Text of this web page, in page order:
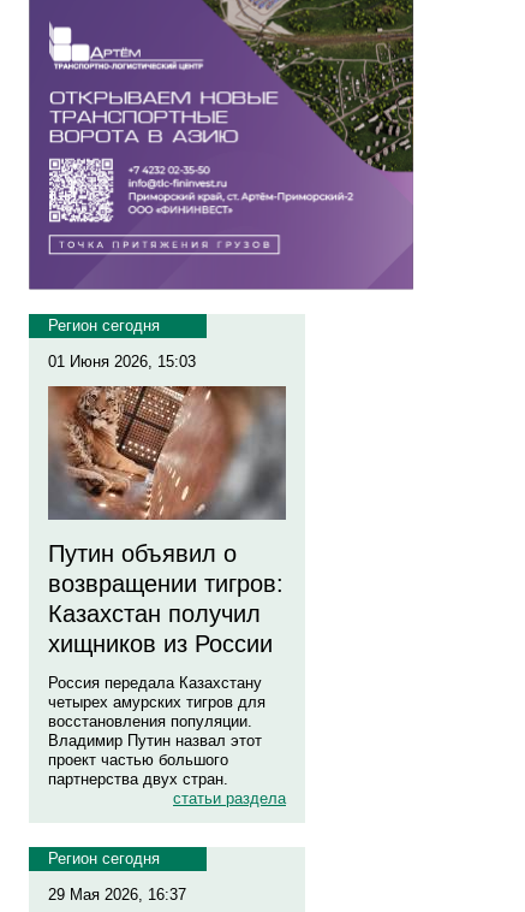
Регион сегодня
01 Июня 2026, 15:03
Путин объявил о
возвращении тигров:
Казахстан получил
хищников из России
Россия передала Казахстану
четырех амурских тигров для
восстановления популяции.
Владимир Путин назвал этот
проект частью большого
партнерства двух стран.
статьи раздела
Регион сегодня
29 Мая 2026, 16:37